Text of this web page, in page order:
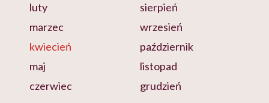
luty
marzec
kwiecień
maj
czerwiec
sierpień
wrzesień
październik
listopad
grudzień